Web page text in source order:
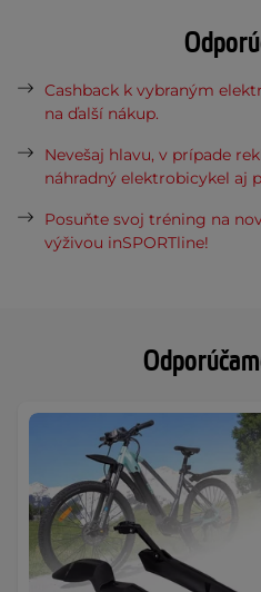
Cashback k vybraným
na ďalší nákup.
Nevešaj hlavu, v prípade
náhradný elektrobicykel aj
Posuňte svoj tréning na
výživou inSPORTline!